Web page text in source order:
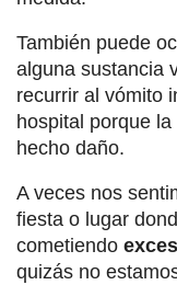
También puede
alguna sustancia
recurrir al vómito
hospital porque
hecho daño.
A veces nos
fiesta o lugar
cometiendo
quizás no